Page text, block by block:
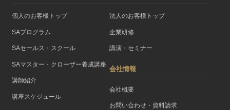
個人のお客様トップ
SAプログラム
SAセールス・スクール
SAマスター・クローザー養成講座
講師紹介
講座スケジュール
法人のお客様トップ
企業研修
講演・セミナー
会社情報
会社概要
お問い合わせ・資料請求